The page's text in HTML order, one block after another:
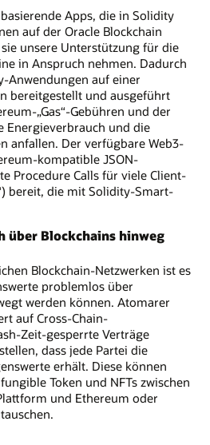
Apps, die in Solidity
auf der Oracle Blockchain
unsere Unterstützung für die
in Anspruch nehmen. Dadurch
Anwendungen auf einer
bereitgestellt und ausgeführt
„Gas“-Gebühren und der
Energieverbrauch und die
anfallen. Der verfügbare Web3-
kompatible JSON-
Procedure Calls für viele Client-
bereit, die mit Solidity-Smart-
über Blockchains hinweg
Blockchain-Netzwerken ist es
problemlos über
werden können. Atomarer
auf Cross-Chain-
Zeit-gesperrte Verträge
dass jede Partei die
erhält. Diese können
Token und NFTs zwischen
und Ethereum oder